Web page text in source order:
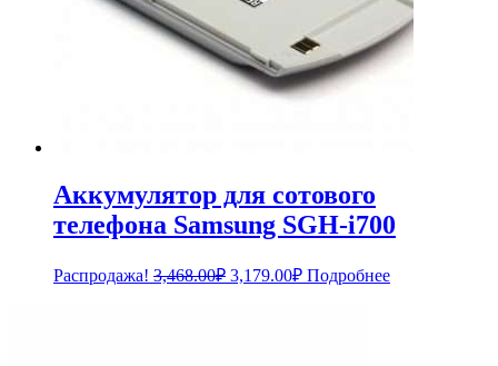
Аккумулятор для сотового
телефона Samsung SGH-i700
Распродажа! 3,468.00₽ Первоначальная
3,179.00₽Текущая
цена:
Подробнее